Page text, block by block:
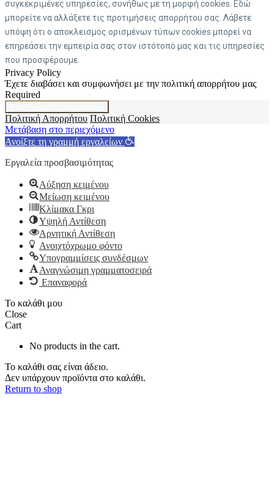
συγκεκριμένες υπηρεσίες, συνήθως με τη μορφή cookies. Εδώ
μπορείτε να αλλάξετε τις προτιμήσεις απορρήτου σας. Λάβετε
υπόψη ότι ο αποκλεισμός ορισμένων τύπων cookies μπορεί να
επηρεάσει την εμπειρία σας στον ιστότοπό μας και τις υπηρεσίες
που προσφέρουμε.
Privacy Policy
Έχετε διαβάσει και συμφωνήσει με την πολιτική απορρήτου μας
Required
Πολιτική Απορρήτου Πολιτική Cookies
Μετάβαση στο περιεχόμενο
Ανοίξτε τη γραμμή εργαλείων
Εργαλεία προσβασιμότητας
Αύξηση κειμένου
Μείωση κειμένου
Κλίμακα Γκρι
Υψηλή Αντίθεση
Αρνητική Αντίθεση
Ανοιχτόχρωμο φόντο
Υπογραμμίσεις συνδέσμων
Αναγνώσιμη γραμματοσειρά
Επαναφορά
Το καλάθι μου
Close
Cart
No products in the cart.
Το καλάθι σας είναι άδειο.
Δεν υπάρχουν προϊόντα στο καλάθι.
Return to shop